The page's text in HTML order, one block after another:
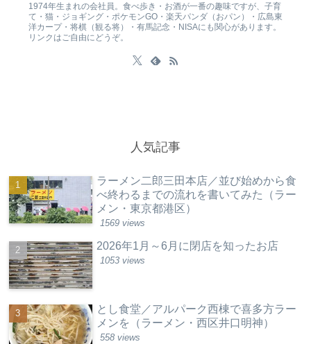
1974年生まれの会社員。食べ歩き・お酒が一番の趣味ですが、子育
て・猫・ジョギング・ポケモンGO・楽天パンダ（おパン）・広島東
洋カープ・将棋（観る将）・有馬記念・NISAにも関心があります。
リンクはご自由にどうぞ。
人気記事
ラーメン二郎三田本店／並び始めから食
べ終わるまでの流れを書いてみた（ラー
メン・東京都港区）
1569 views
2026年1月～6月に閉店を知ったお店
1053 views
とし食堂／アルパーク西棟で喜多方ラー
メンを（ラーメン・西区井口明神）
558 views